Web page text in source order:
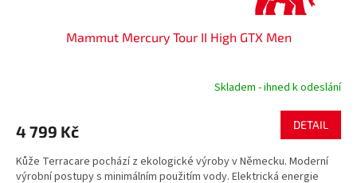
Mammut Mercury Tour II High GTX Men
Skladem - ihned k odeslání
4 799 Kč DETAIL
Kůže Terracare pochází z ekologické výroby v Německu. Moderní
výrobní postupy s minimálním použitím vody. Elektrická energie